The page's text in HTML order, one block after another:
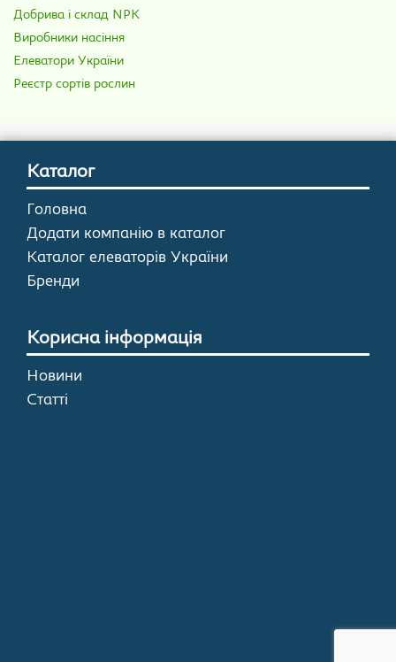
Добрива і склад NPK
Виробники насіння
Елеватори України
Реєстр сортів рослин
Каталог
Головна
Додати компанію в каталог
Каталог елеваторів України
Бренди
Корисна інформація
Новини
Статті